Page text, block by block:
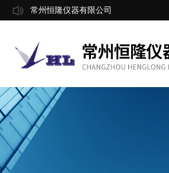
常州恒隆仪器有限公司